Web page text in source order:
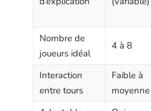
Nombre de
joueurs idéal
4 à 8
Interaction
entre tours
Faible à
moyenne